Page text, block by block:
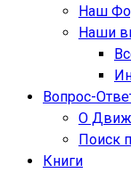
Наш
Наши
Вопрос-
О
Поиск
Книги